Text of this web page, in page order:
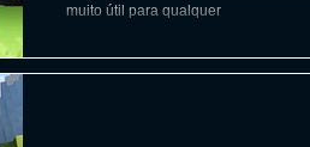
muito útil para qualquer